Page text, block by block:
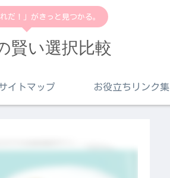
だ！」がきっと見つかる。
賢い選択比較
イトマップ お役立ちリンク集